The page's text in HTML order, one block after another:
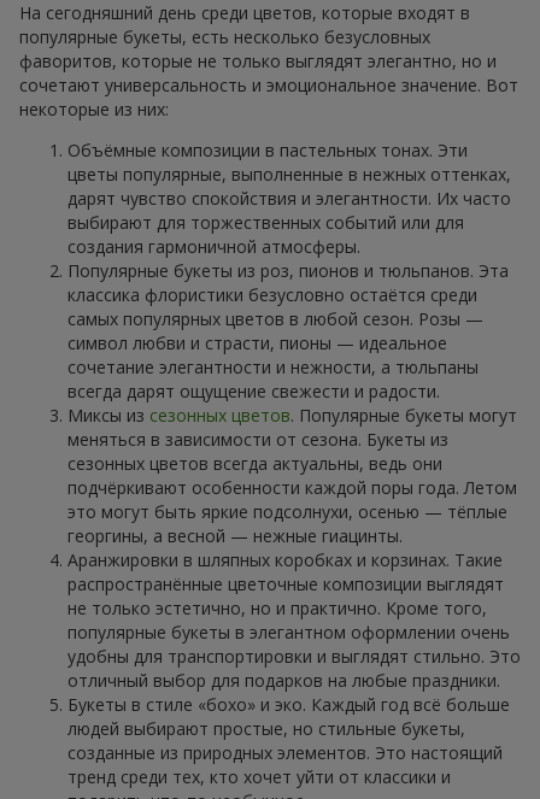
На сегодняшний день среди цветов, которые входят в
популярные букеты, есть несколько безусловных
фаворитов, которые не только выглядят элегантно, но и
сочетают универсальность и эмоциональное значение. Вот
некоторые из них:
Объёмные композиции в пастельных тонах. Эти
цветы популярные, выполненные в нежных оттенках,
дарят чувство спокойствия и элегантности. Их часто
выбирают для торжественных событий или для
создания гармоничной атмосферы.
Популярные букеты из роз, пионов и тюльпанов. Эта
классика флористики безусловно остаётся среди
самых популярных цветов в любой сезон. Розы —
символ любви и страсти, пионы — идеальное
сочетание элегантности и нежности, а тюльпаны
всегда дарят ощущение свежести и радости.
Миксы из сезонных цветов. Популярные букеты могут
меняться в зависимости от сезона. Букеты из
сезонных цветов всегда актуальны, ведь они
подчёркивают особенности каждой поры года. Летом
это могут быть яркие подсолнухи, осенью — тёплые
георгины, а весной — нежные гиацинты.
Аранжировки в шляпных коробках и корзинах. Такие
распространённые цветочные композиции выглядят
не только эстетично, но и практично. Кроме того,
популярные букеты в элегантном оформлении очень
удобны для транспортировки и выглядят стильно. Это
отличный выбор для подарков на любые праздники.
Букеты в стиле «бохо» и эко. Каждый год всё больше
людей выбирают простые, но стильные букеты,
созданные из природных элементов. Это настоящий
тренд среди тех, кто хочет уйти от классики и